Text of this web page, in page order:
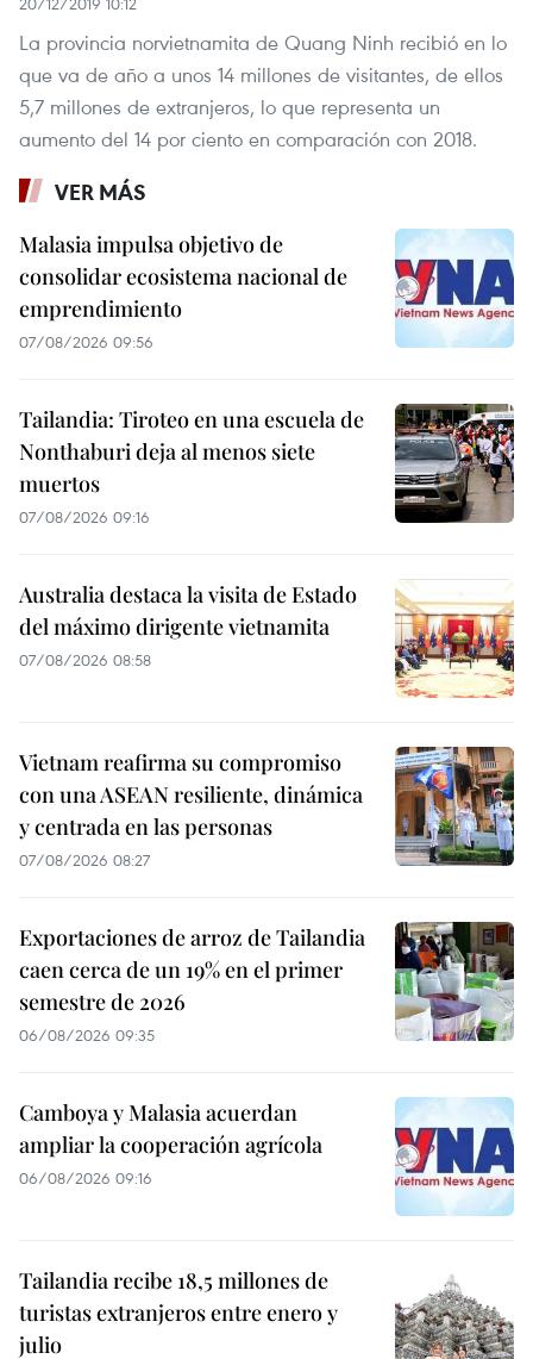
La provincia norvietnamita de Quang Ninh recibió en lo
que va de año a unos 14 millones de visitantes, de ellos
5,7 millones de extranjeros, lo que representa un
aumento del 14 por ciento en comparación con 2018.
VER MÁS
Malasia impulsa objetivo de
consolidar ecosistema nacional de
emprendimiento
07/08/2026 09:56
Tailandia: Tiroteo en una escuela de
Nonthaburi deja al menos siete
muertos
07/08/2026 09:16
Australia destaca la visita de Estado
del máximo dirigente vietnamita
07/08/2026 08:58
Vietnam reafirma su compromiso
con una ASEAN resiliente, dinámica
y centrada en las personas
07/08/2026 08:27
Exportaciones de arroz de Tailandia
caen cerca de un 19% en el primer
semestre de 2026
06/08/2026 09:35
Camboya y Malasia acuerdan
ampliar la cooperación agrícola
06/08/2026 09:16
Tailandia recibe 18,5 millones de
turistas extranjeros entre enero y
julio